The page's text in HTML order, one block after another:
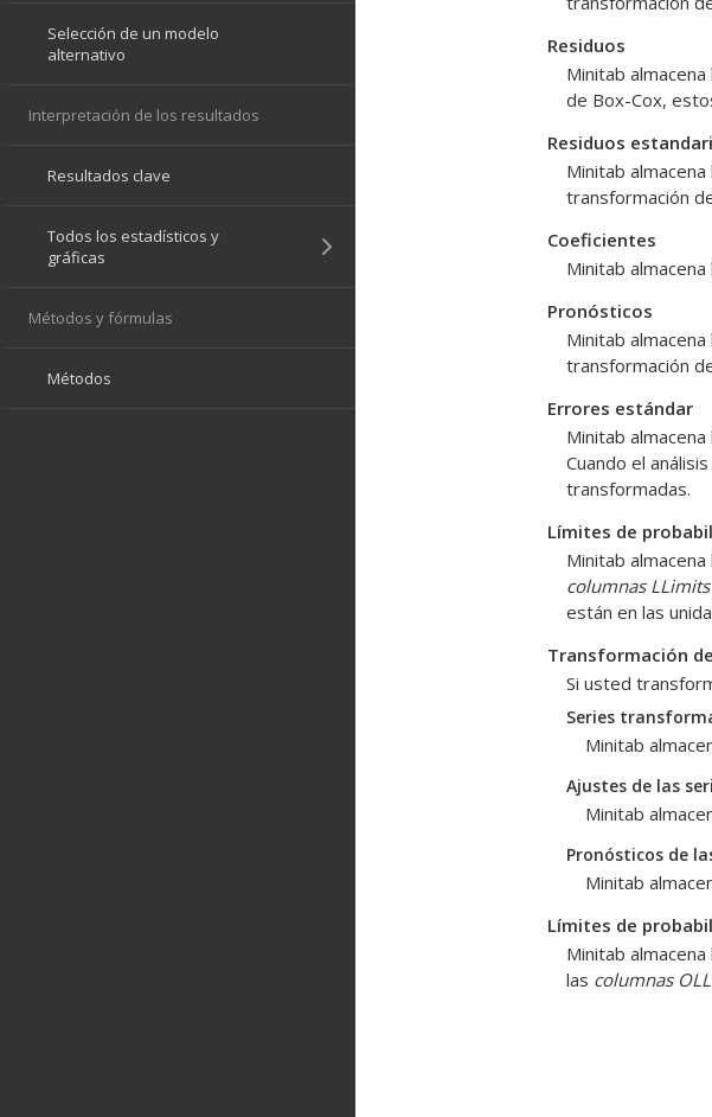
Residuos
Minitab
de Box-Cox,
Residuos
Minitab
transformación
Coeficientes
Minitab
Pronósticos
Minitab
transformación
Errores estándar
Minitab
Cuando el
transformadas.
Límites de
Minitab
columnas LLimits
están en las
Transformación
Si usted
Series
Minitab
Ajustes de las
Minitab
Pronósticos de
Minitab
Límites de
Minitab
las columnas